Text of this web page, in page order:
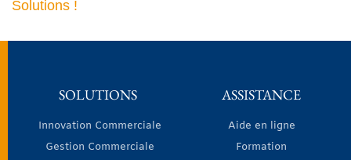
Solutions !
SOLUTIONS
Innovation Commerciale
Gestion Commerciale
ASSISTANCE
Aide en ligne
Formation